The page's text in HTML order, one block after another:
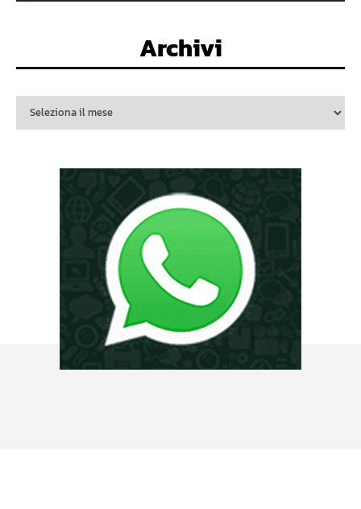
Archivi